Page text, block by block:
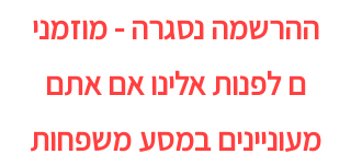
ההרשמה נסגרה - מוזמני
ם לפנות אלינו אם אתם
מעוניינים במסע משפחות